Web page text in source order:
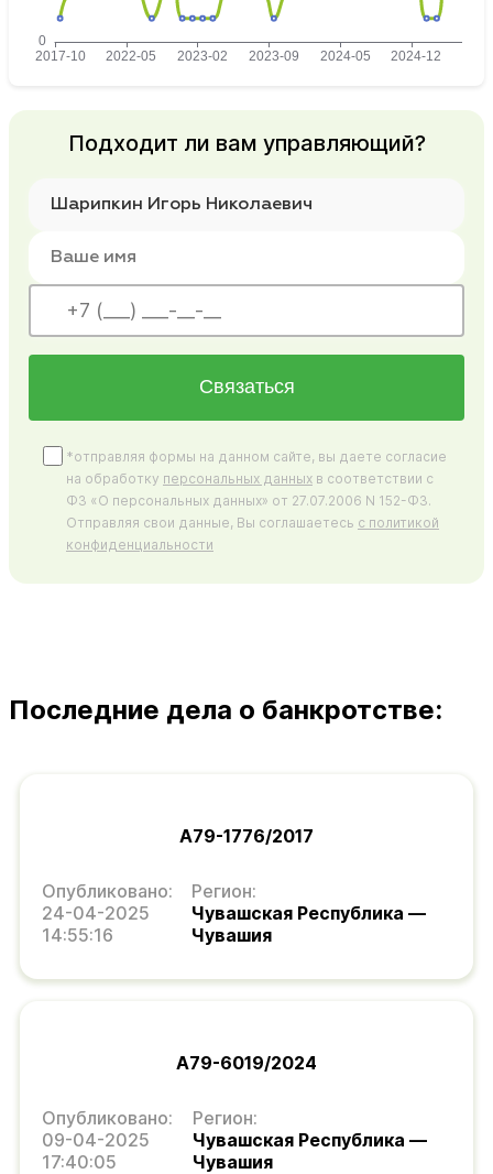
Подходит ли вам управляющий?
Связаться
*отправляя формы на данном сайте, вы даете согласие
на обработку персональных данных в соответствии с
ФЗ «О персональных данных» от 27.07.2006 N 152-ФЗ.
Отправляя свои данные, Вы соглашаетесь с политикой
конфиденциальности
Последние дела о банкротстве:
А79-1776/2017
Опубликовано:
24-04-2025
14:55:16
Регион:
Чувашская Республика —
Чувашия
А79-6019/2024
Опубликовано:
09-04-2025
17:40:05
Регион:
Чувашская Республика —
Чувашия